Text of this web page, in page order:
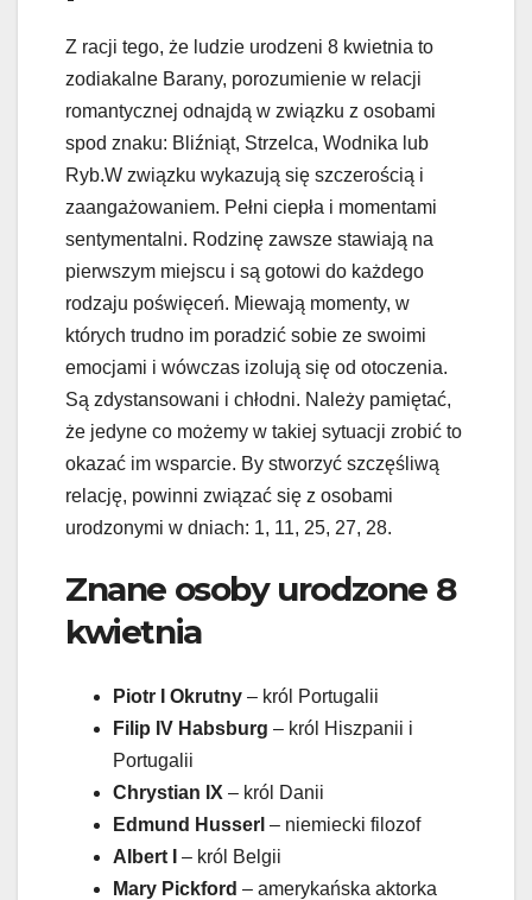
Z racji tego, że ludzie urodzeni 8 kwietnia to
zodiakalne Barany, porozumienie w relacji
romantycznej odnajdą w związku z osobami
spod znaku: Bliźniąt, Strzelca, Wodnika lub
Ryb.W związku wykazują się szczerością i
zaangażowaniem. Pełni ciepła i momentami
sentymentalni. Rodzinę zawsze stawiają na
pierwszym miejscu i są gotowi do każdego
rodzaju poświęceń. Miewają momenty, w
których trudno im poradzić sobie ze swoimi
emocjami i wówczas izolują się od otoczenia.
Są zdystansowani i chłodni. Należy pamiętać,
że jedyne co możemy w takiej sytuacji zrobić to
okazać im wsparcie. By stworzyć szczęśliwą
relację, powinni związać się z osobami
urodzonymi w dniach: 1, 11, 25, 27, 28.
Znane osoby urodzone 8
kwietnia
Piotr I Okrutny – król Portugalii
Filip IV Habsburg – król Hiszpanii i
Portugalii
Chrystian IX – król Danii
Edmund Husserl – niemiecki filozof
Albert I
– król Belgii
Mary Pickford – amerykańska aktorka